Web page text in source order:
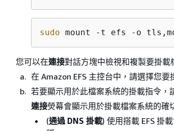
sudo mount -t efs -o
您可以在連接對話方塊中檢視和複製要掛載
在 Amazon EFS 主控台中，請選擇您
若要顯示用於此檔案系統的掛載指令，
連接熒幕會顯示用於掛載檔案系統的確
(通過 DNS 掛載) 使用搭載 EFS 掛